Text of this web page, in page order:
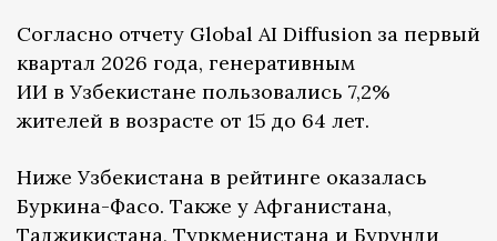
Согласно отчету Global AI Diffusion за первый
квартал 2026 года, генеративным
ИИ в Узбекистане пользовались 7,2%
жителей в возрасте от 15 до 64 лет.
Ниже Узбекистана в рейтинге оказалась
Буркина-Фасо. Также у Афганистана,
Таджикистана, Туркменистана и Бурунди